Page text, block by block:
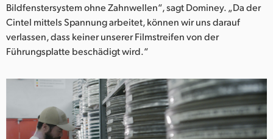
Bildfenstersystem ohne Zahnwellen“, sagt Dominey. „Da der
Cintel mittels Spannung arbeitet, können wir uns darauf
verlassen, dass keiner unserer Filmstreifen von der
Führungsplatte beschädigt wird.“